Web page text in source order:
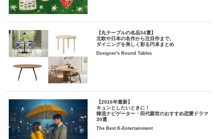
【丸テーブルの名品34選】
北欧や日本の名作から注目作まで。
ダイニングを美しく彩る円卓まとめ
Designer's Round Tables
【2026年最新】
キュンとしたいときに！
韓流ナビゲーター・田代親世のおすすめ恋愛ドラマ
30選
The Best K-Entertainment